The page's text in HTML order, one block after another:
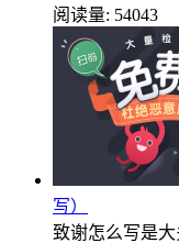
阅读量: 54043
写）
致谢怎么写是